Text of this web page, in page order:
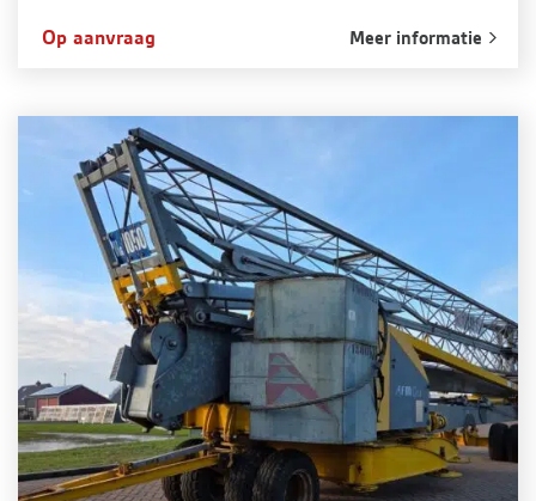
Op aanvraag Meer informatie